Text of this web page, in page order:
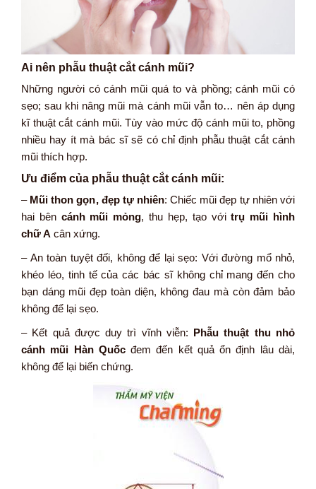
Ai nên phẫu thuật cắt cánh mũi?
Những người có cánh mũi quá to và phồng; cánh mũi có
sẹo; sau khi nâng mũi mà cánh mũi vẫn to… nên áp dụng
kĩ thuật cắt cánh mũi. Tùy vào mức độ cánh mũi to, phồng
nhiều hay ít mà bác sĩ sẽ có chỉ định phẫu thuật cắt cánh
mũi thích hợp.
Ưu điểm của phẫu thuật cắt cánh mũi:
–Mũi thon gọn, đẹp tự nhiên: Chiếc mũi đẹp tự nhiên với
hai bên cánh mũi mỏng, thu hẹp, tạo vớitrụ mũi hình
chữ A cân xứng.
– An toàn tuyệt đối, không để lại sẹo: Với đường mổ nhỏ,
khéo léo, tinh tế của các bác sĩ không chỉ mang đến cho
bạn dáng mũi đẹp toàn diện, không đau mà còn đảm bảo
không để lại sẹo.
– Kết quả được duy trì vĩnh viễn: Phẫu thuật thu nhỏ
cánh mũi Hàn Quốcđem đến kết quả ổn định lâu dài,
không để lại biến chứng.